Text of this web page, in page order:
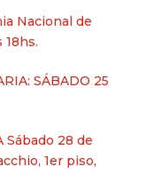
Nacional de
18hs.
SÁBADO 25
Sábado 28 de
1er piso,